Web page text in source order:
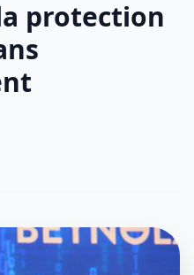
protection